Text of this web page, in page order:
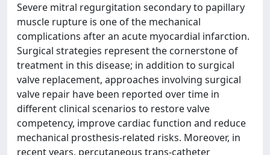
Severe mitral regurgitation secondary to papillary
muscle rupture is one of the mechanical
complications after an acute myocardial infarction.
Surgical strategies represent the cornerstone of
treatment in this disease; in addition to surgical
valve replacement, approaches involving surgical
valve repair have been reported over time in
different clinical scenarios to restore valve
competency, improve cardiac function and reduce
mechanical prosthesis-related risks. Moreover, in
recent years, percutaneous trans-catheter